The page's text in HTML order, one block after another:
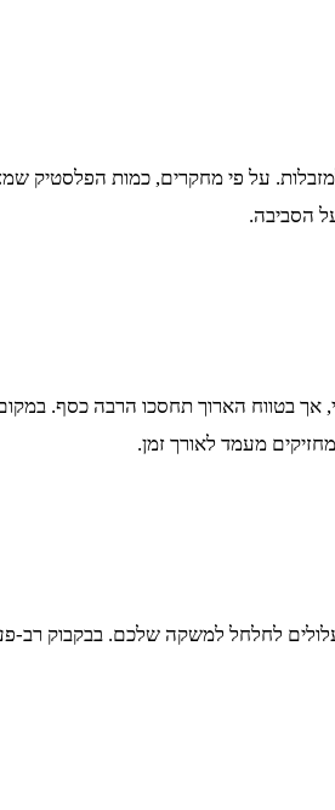
על פי מחקרים, כמות הפלסטיק
הסביבה.
אך בטווח הארוך תחסכו הרבה כסף.
מעמד לאורך זמן.
לחלחל למשקה שלכם. בבקבוק רב-